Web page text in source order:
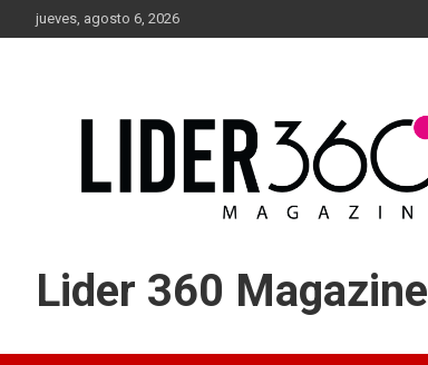
Saltar
al
jueves, agosto 6, 2026
Lider 360 Magazine